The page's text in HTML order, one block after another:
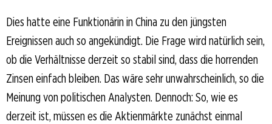
Dies hatte eine Funktionärin in China zu den jüngsten
Ereignissen auch so angekündigt. Die Frage wird natürlich sein,
ob die Verhältnisse derzeit so stabil sind, dass die horrenden
Zinsen einfach bleiben. Das wäre sehr unwahrscheinlich, so die
Meinung von politischen Analysten. Dennoch: So, wie es
derzeit ist, müssen es die Aktienmärkte zunächst einmal